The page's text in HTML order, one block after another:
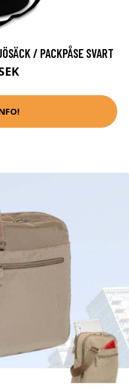
/ PACKPÅSE SVART